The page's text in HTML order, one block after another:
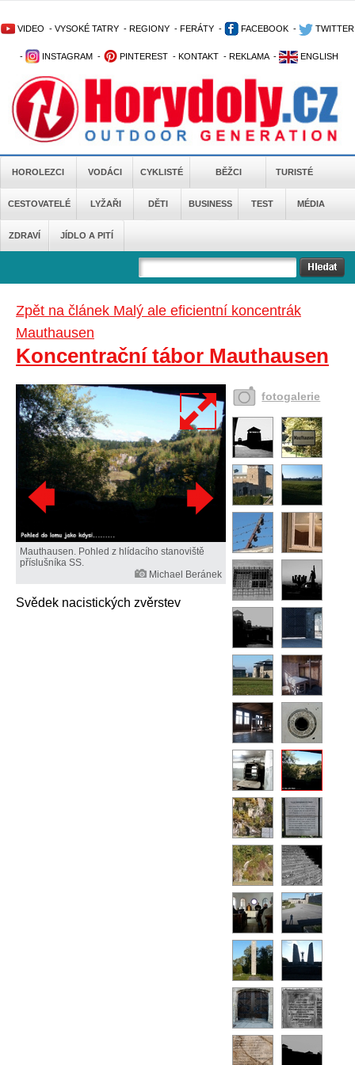
VIDEO - VYSOKÉ TATRY - REGIONY - FERÁTY - FACEBOOK - TWITTER
- INSTAGRAM - PINTEREST - KONTAKT - REKLAMA - ENGLISH
HOROLEZCI VODÁCI CYKLISTÉ BĚŽCI TURISTÉ
CESTOVATELÉ LYŽAŘI DĚTI BUSINESS TEST MÉDIA
ZDRAVÍ JÍDLO A PITÍ
Zpět na článek Malý ale eficientní koncentrák
Mauthausen
Koncentrační tábor Mauthausen
Mauthausen. Pohled z hlídacího stanoviště
příslušníka SS.
Michael Beránek
Svědek nacistických zvěrstev
fotogalerie